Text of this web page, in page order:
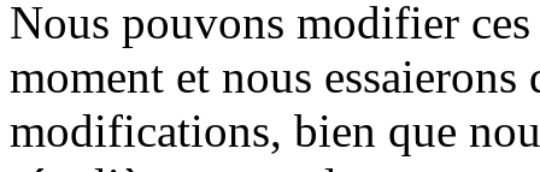
Nous pouvons modifier
moment et nous
modifications, bien que